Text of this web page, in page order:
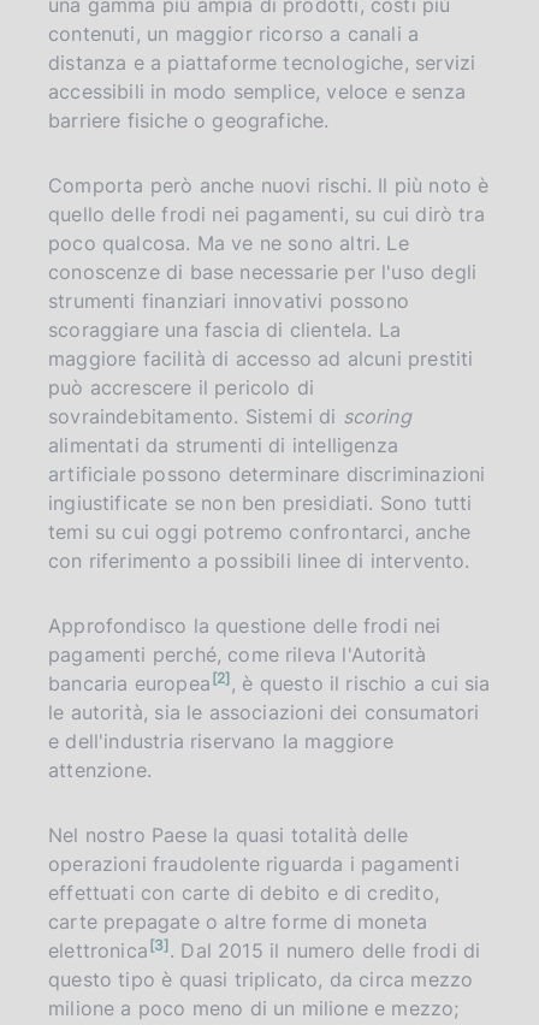
contenuti, un maggior ricorso a canali a
distanza e a piattaforme tecnologiche, servizi
accessibili in modo semplice, veloce e senza
barriere fisiche o geografiche.
Comporta però anche nuovi rischi. Il più noto è
quello delle frodi nei pagamenti, su cui dirò tra
poco qualcosa. Ma ve ne sono altri. Le
conoscenze di base necessarie per l'uso degli
strumenti finanziari innovativi possono
scoraggiare una fascia di clientela. La
maggiore facilità di accesso ad alcuni prestiti
può accrescere il pericolo di
sovraindebitamento. Sistemi di scoring
alimentati da strumenti di intelligenza
artificiale possono determinare discriminazioni
ingiustificate se non ben presidiati. Sono tutti
temi su cui oggi potremo confrontarci, anche
con riferimento a possibili linee di intervento.
Approfondisco la questione delle frodi nei
pagamenti perché, come rileva l'Autorità
bancaria europea n
t
a
2 , è questo il rischio a cui sia
le autorità, sia le associazioni dei consumatori
e dell'industria riservano la maggiore
attenzione.
Nel nostro Paese la quasi totalità delle
operazioni fraudolente riguarda i pagamenti
effettuati con carte di debito e di credito,
carte prepagate o altre forme di moneta
elettronica n
t
a
3 . Dal 2015 il numero delle frodi di
questo tipo è quasi triplicato, da circa mezzo
milione a poco meno di un milione e mezzo;